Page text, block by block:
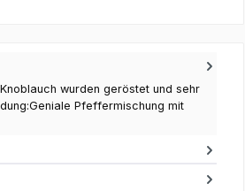
wurden geröstet und sehr
Pfeffermischung mit